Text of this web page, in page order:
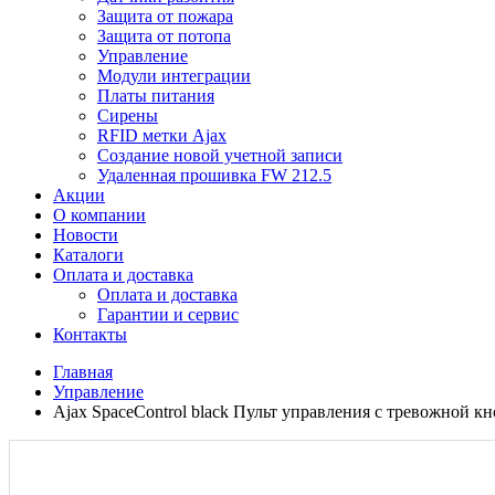
Защита от пожара
Защита от потопа
Управление
Модули интеграции
Платы питания
Сирены
RFID метки Ajax
Создание новой учетной записи
Удаленная прошивка FW 212.5
Акции
О компании
Новости
Каталоги
Оплата и доставка
Оплата и доставка
Гарантии и сервис
Контакты
Главная
Управление
Ajax SpaceControl black Пульт управления с тревожной